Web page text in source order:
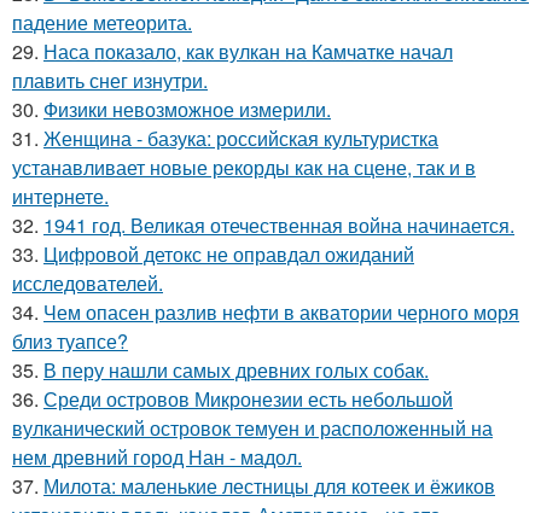
падение метеорита.
29. Наса показало, как вулкан на Камчатке начал
плавить снег изнутри.
30. Физики невозможное измерили.
31. Женщина - базука: российская культуристка
устанавливает новые рекорды как на сцене, так и в
интернете.
32. 1941 год. Великая отечественная война начинается.
33. Цифровой детокс не оправдал ожиданий
исследователей.
34. Чем опасен разлив нефти в акватории черного моря
близ туапсе?
35. В перу нашли самых древних голых собак.
36. Среди островов Микронезии есть небольшой
вулканический островок темуен и расположенный на
нем древний город Нан - мадол.
37. Милота: маленькие лестницы для котеек и ёжиков